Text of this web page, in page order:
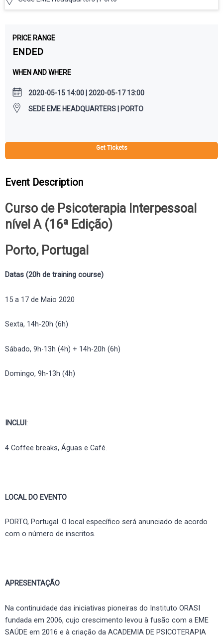
PRICE RANGE
ENDED
WHEN AND WHERE
2020-05-15 14:00 | 2020-05-17 13:00
SEDE EME HEADQUARTERS | PORTO
Get Tickets
Event Description
Curso de Psicoterapia Interpessoal
nível A (16ª Edição)
Porto, Portugal
Datas (20h de training course)
15 a 17 de Maio 2020
Sexta, 14h-20h (6h)
Sábado, 9h-13h (4h) + 14h-20h (6h)
Domingo, 9h-13h (4h)
INCLUI:
4 Coffee breaks, Águas e Café.
LOCAL DO EVENTO
PORTO, Portugal. O local específico será anunciado de acordo
com o número de inscritos.
APRESENTAÇÃO
Na continuidade das iniciativas pioneiras do Instituto ORASI
fundada em 2006, cujo crescimento levou à fusão com a EME
SAÚDE em 2016 e à criação da ACADEMIA DE PSICOTERAPIA